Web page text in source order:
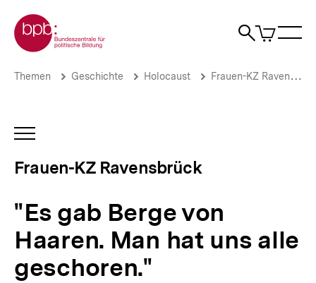
zum
Seiteninhalt
springen
Zur Startseite der bpb
Suche
Artikel
im
"Es
Haaren.
Man
uns
geschoren."
Ravensbrück
Überlebende
erzählen
Brotkrümelnavigation
Pfadnavigation
Themen Geschichte Holocaust Frauen-KZ Ravensbrück
INHALTSNAVIGATION
Frauen-KZ Ravensbrück
"Es gab Berge von
Haaren. Man hat uns alle
geschoren."